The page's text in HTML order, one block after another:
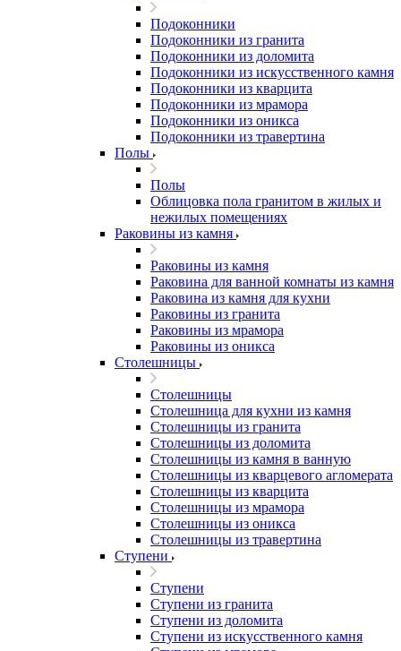
Подоконники
Подоконники из гранита
Подоконники из доломита
Подоконники из искусственного камня
Подоконники из кварцита
Подоконники из мрамора
Подоконники из оникса
Подоконники из травертина
Полы
Полы
Облицовка пола гранитом в жилых и
нежилых помещениях
Раковины из камня
Раковины из камня
Раковина для ванной комнаты из камня
Раковина из камня для кухни
Раковины из гранита
Раковины из мрамора
Раковины из оникса
Столешницы
Столешницы
Столешница для кухни из камня
Столешницы из гранита
Столешницы из доломита
Столешницы из камня в ванную
Столешницы из кварцевого агломерата
Столешницы из кварцита
Столешницы из мрамора
Столешницы из оникса
Столешницы из травертина
Ступени
Ступени
Ступени из гранита
Ступени из доломита
Ступени из искусственного камня